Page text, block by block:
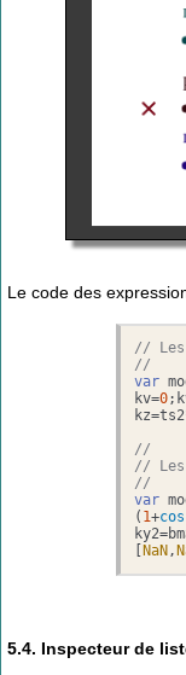
Le code des
//
//
var
kv=0
//
//
//
var
( 1+cos
NaN ,
5.4. Inspecteur de